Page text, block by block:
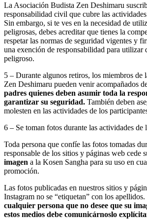
La Asociación Budista Zen Deshimaru
responsabilidad civil que cubre las
Sin embargo, si te ves en la necesidad de
peligrosas, debes acreditar que tienes la
respetar las normas de seguridad vigentes y
una exención de responsabilidad para utilizar
peligroso.
5 – Durante algunos retiros, los miembros de
Zen Deshimaru pueden venir acompañados
padres quienes deben asumir toda la
garantizar su seguridad. También deben
molesten en las actividades de los
6 – Se toman fotos durante las actividades de
Toda persona que confíe las fotos tomadas
responsable de los sitios y páginas web cede
imagen a la Kosen Sangha para su uso en
promoción.
Las fotos publicadas en nuestros sitios y
Instagram no se
etiquetan
con los apellidos.
cualquier persona que no desee que su
estos medios debe comunicárnoslo